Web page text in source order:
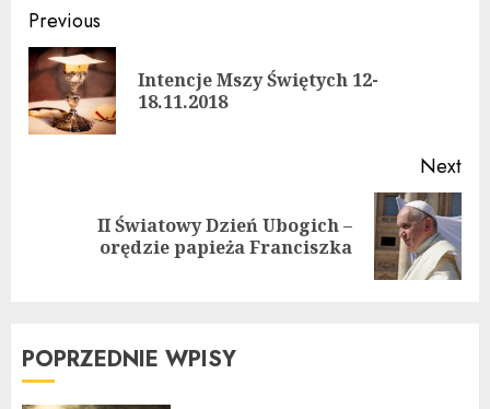
Continue
Reading
Previous
Intencje Mszy Świętych 12-
18.11.2018
Next
II Światowy Dzień Ubogich –
orędzie papieża Franciszka
POPRZEDNIE WPISY